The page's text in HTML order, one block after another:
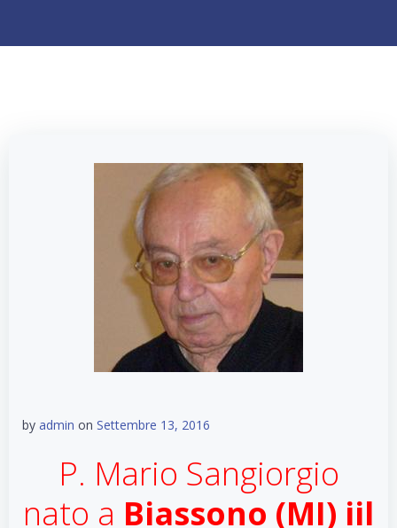
by admin on Settembre 13, 2016
P. Mario Sangiorgio
nato a Biassono (MI) iil